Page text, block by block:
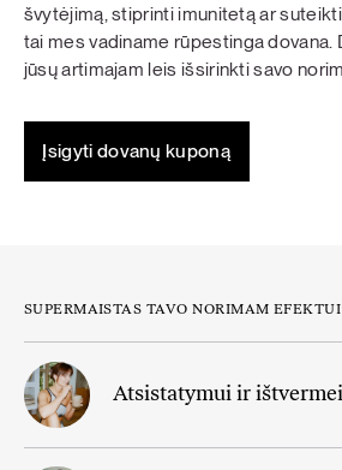
švytėjimą, stiprinti imunitetą ar
tai mes vadiname rūpestinga dovana.
jūsų artimajam leis išsirinkti savo
Įsigyti dovanų kuponą
SUPERMAISTAS TAVO NORIMAM EFEKTUI
Atsistatymui ir ištvermei